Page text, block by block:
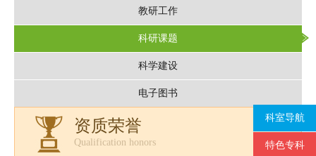
教研工作
科研课题
科学建设
电子图书
资质荣誉
Qualification honors
科室导航
特色专科